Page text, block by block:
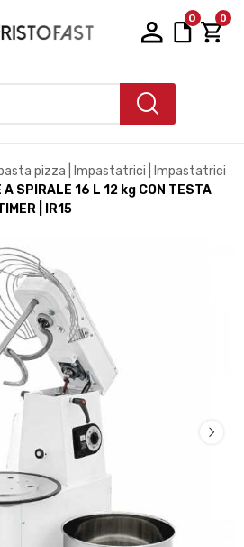
0 0
pizza Impastatrici
Impastatrici
A SPIRALE 16 L 12 kg CON TESTA
| IR15